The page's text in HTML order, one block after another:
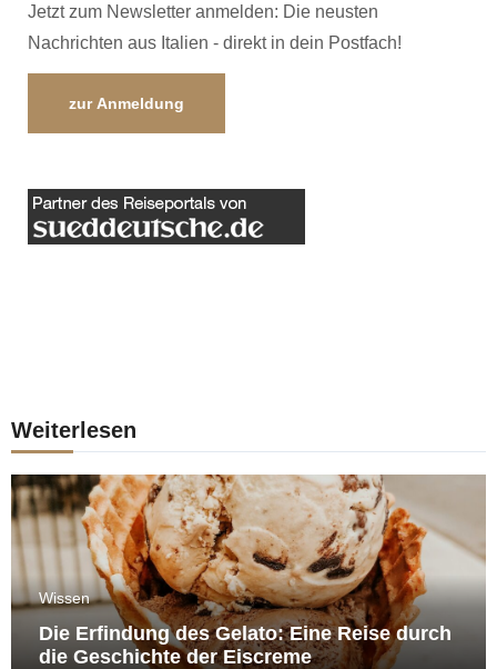
Jetzt zum Newsletter anmelden: Die neusten
Nachrichten aus Italien - direkt in dein Postfach!
zur Anmeldung
Weiterlesen
Wissen
Die Erfindung des Gelato: Eine Reise durch
die Geschichte der Eiscreme